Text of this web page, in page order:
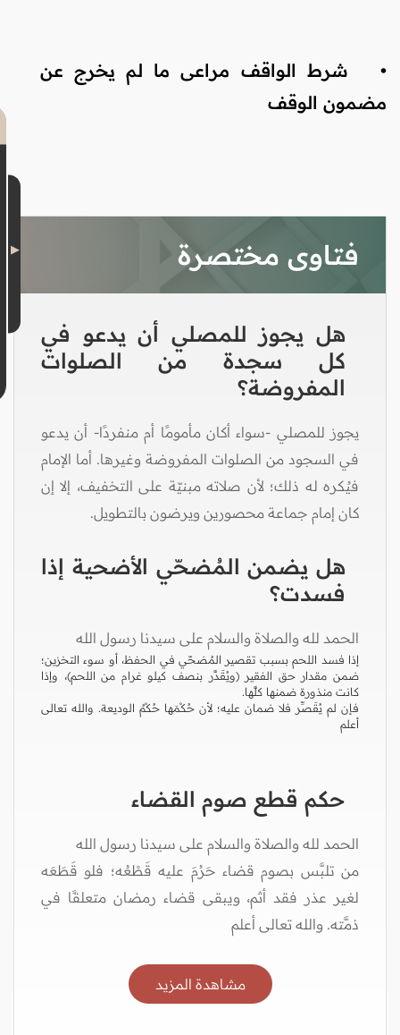
• شرط الواقف مراعى ما لم يخرج عن
مضمون الوقف
فتاوى مختصرة
هل يجوز للمصلي أن يدعو في
كل سجدة من الصلوات
المفروضة؟
يجوز للمصلي -سواء أكان مأمومًا أم منفردًا- أن يدعو
في السجود من الصلوات المفروضة وغيرها. أما الإمام
فيُكره له ذلك؛ لأن صلاته مبنيّة على التخفيف، إلا إن
كان إمام جماعة محصورين ويرضون بالتطويل.
هل يضمن المُضحّي الأضحية إذا
فسدت؟
الحمد لله والصلاة والسلام على سيدنا رسول الله
إذا فسد اللحم بسبب تقصير المُضحّي في الحفظ، أو سوء التخزين؛
ضمن مقدار حق الفقير (ويُقَدَّر بنصف كيلو غرام من اللحم)، وإذا
كانت منذورة ضمنها كلَّها.
فإن لم يُقَصِّر فلا ضمان عليه؛ لأن حُكْمَها حُكْمُ الوديعة. والله تعالى
أعلم
حكم قطع صوم القضاء
الحمد لله والصلاة والسلام على سيدنا رسول الله
من تلبَّس بصوم قضاء حَرُمَ عليه قَطْعُه؛ فلو قَطَعَه
لغير عذر فقد أثم، ويبقى قضاء رمضان متعلقًا في
ذمَّته. والله تعالى أعلم
مشاهدة المزيد